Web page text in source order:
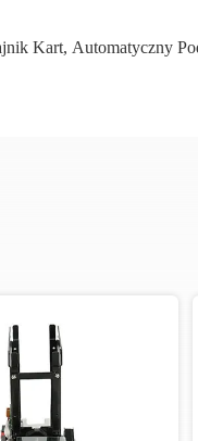
Kart, Automatyczny